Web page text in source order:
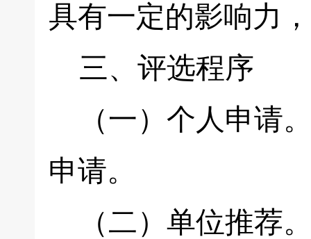
具有一定的影响力
三、评选程序
（一）个人申请
申请。
（二）单位推荐